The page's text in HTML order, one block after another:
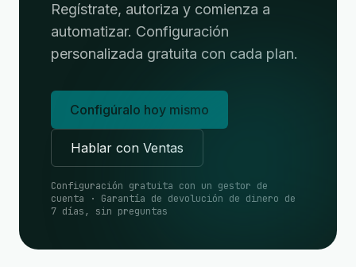
Regístrate, autoriza y comienza a
automatizar. Configuración
personalizada gratuita con cada plan.
Configúralo hoy mismo
Hablar con Ventas
Configuración gratuita con un gestor de
cuenta · Garantía de devolución de dinero de
7 días, sin preguntas